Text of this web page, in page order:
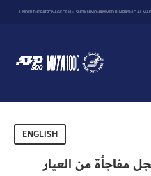
UNDER THE PATRONAGE OF H.H. SHEIKH MOHAMMED BIN RASHID AL
ENGLISH
مفاجأة من العيار